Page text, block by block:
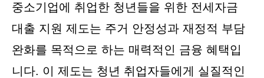
중소기업에 취업한 청년들을 위한 전세자금
대출 지원 제도는 주거 안정성과 재정적 부담
완화를 목적으로 하는 매력적인 금융 혜택입
니다. 이 제도는 청년 취업자들에게 실질적인